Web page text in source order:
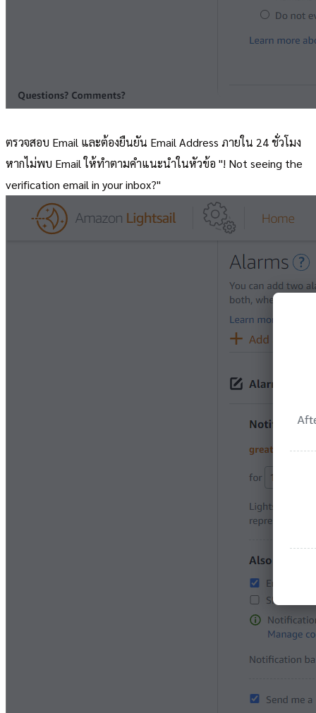
ตรวจสอบ Email และต้องยืนยัน Email Address ภายใน 24 ชั่วโมง
หากไม่พบ Email ให้ทำตามคำแนะนำในหัวข้อ "! Not seeing the
verification email in your inbox?"